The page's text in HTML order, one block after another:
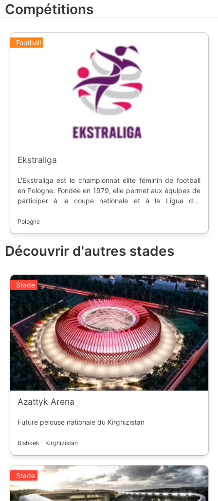
Compétitions
Football
Ekstraliga
L'Ekstraliga est le championnat élite féminin de football
en Pologne. Fondée en 1979, elle permet aux équipes de
participer à la coupe nationale et à la Ligue des
Pologne
Découvrir d'autres stades
Stade
Azattyk Arena
Future pelouse nationale du Kirghizistan
Bishkek - Kirghizistan
Stade